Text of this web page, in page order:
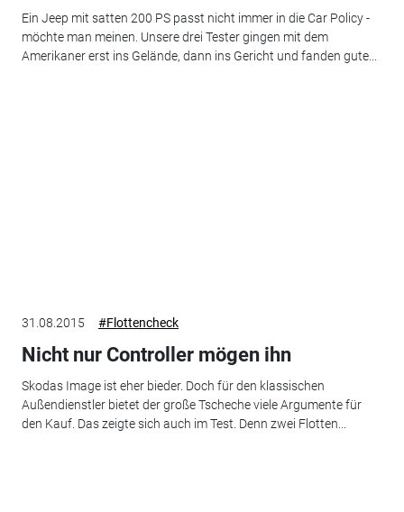
Ein Jeep mit satten 200 PS passt nicht immer in die Car Policy -
möchte man meinen. Unsere drei Tester gingen mit dem
Amerikaner erst ins Gelände, dann ins Gericht und fanden gute...
31.08.2015 #Flottencheck
Nicht nur Controller mögen ihn
Skodas Image ist eher bieder. Doch für den klassischen
Außendienstler bietet der große Tscheche viele Argumente für
den Kauf. Das zeigte sich auch im Test. Denn zwei Flotten...